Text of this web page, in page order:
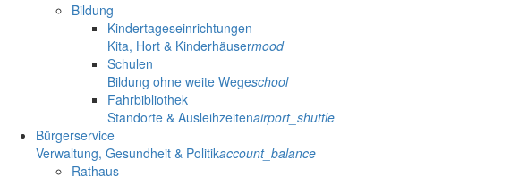
Bildung
Kindertageseinrichtungen
Kita, Hort & Kinderhäusermood
Schulen
Bildung ohne weite Wegeschool
Fahrbibliothek
Standorte & Ausleihzeitenairport_shuttle
Bürgerservice
Verwaltung, Gesundheit & Politikaccount_balance
Rathaus